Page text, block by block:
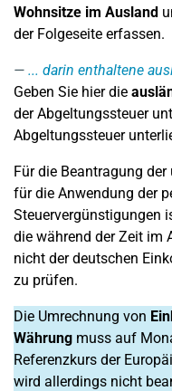
Wohnsitze im Ausland
der Folgeseite erfassen.
... darin enthaltene
Geben Sie hier die
der Abgeltungssteuer
Abgeltungssteuer
Für die Beantragung
für die Anwendung der
Steuervergünstigungen
die während der Zeit im
nicht der deutschen
zu prüfen.
Die Umrechnung von
Währung muss auf
Referenzkurs der
wird allerdings nicht